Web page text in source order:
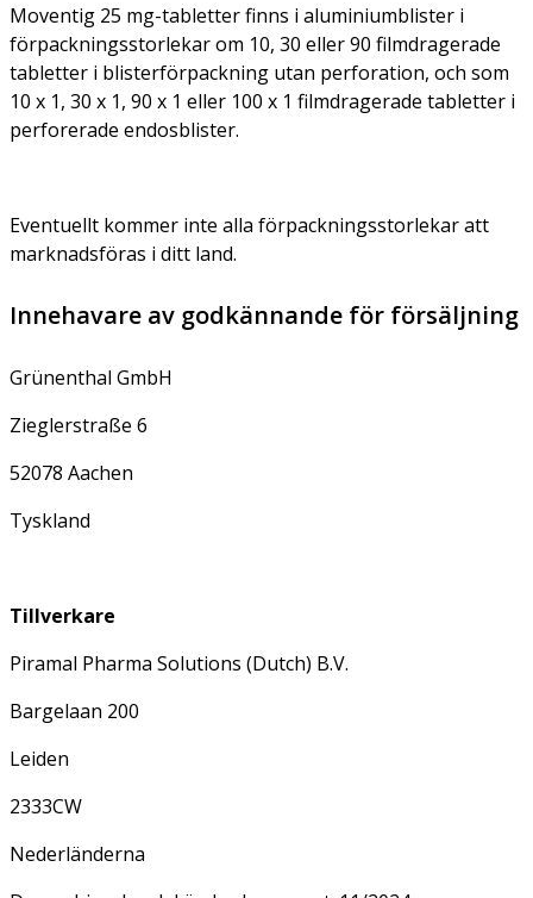
Moventig 25 mg-tabletter finns i aluminiumblister i
förpackningsstorlekar om 10, 30 eller 90 filmdragerade
tabletter i blisterförpackning utan perforation, och som
10 x 1, 30 x 1, 90 x 1 eller 100 x 1 filmdragerade tabletter i
perforerade endosblister.
Eventuellt kommer inte alla förpackningsstorlekar att
marknadsföras i ditt land.
Innehavare av godkännande för försäljning
Grünenthal GmbH
Zieglerstraße 6
52078 Aachen
Tyskland
Tillverkare
Piramal Pharma Solutions (Dutch) B.V.
Bargelaan 200
Leiden
2333CW
Nederländerna